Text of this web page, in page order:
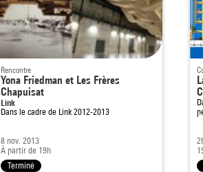
Rencontre
Yona Friedman et Les Frères
Chapuisat
Link
Dans le cadre de Link 2012-2013
8 nov. 2013
À partir de 19h
Terminé